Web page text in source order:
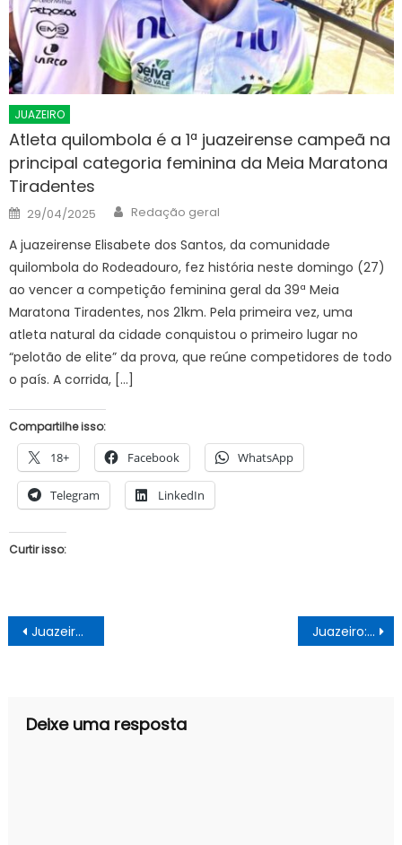
JUAZEIRO
Atleta quilombola é a 1ª juazeirense campeã na
principal categoria feminina da Meia Maratona
Tiradentes
Posted
on
29/04/2025 Author
Redação geral
A juazeirense Elisabete dos Santos, da comunidade
quilombola do Rodeadouro, fez história neste domingo (27)
ao vencer a competição feminina geral da 39ª Meia
Maratona Tiradentes, nos 21km. Pela primeira vez, uma
atleta natural da cidade conquistou o primeiro lugar no
“pelotão de elite” da prova, que reúne competidores de todo
o país. A corrida, […]
Compartilhe isso:
18+ Facebook WhatsApp
Telegram LinkedIn
Curtir isso:
Navegação
de
Juazeiro: Prefeito ignora sugestões das Entidades, e mantém comércio fechado Juazeiro: Curtas e venenosas – Sábado 11-04
Deixe uma resposta